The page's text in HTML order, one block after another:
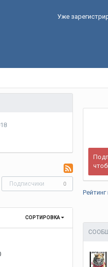
Уже
Подписчики 0
СОРТИРОВКА